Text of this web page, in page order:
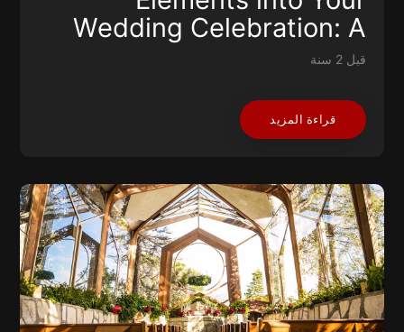
Wedding Celebration: A
Guide to Personalized
قبل 2 سنة
قراءة المزيد